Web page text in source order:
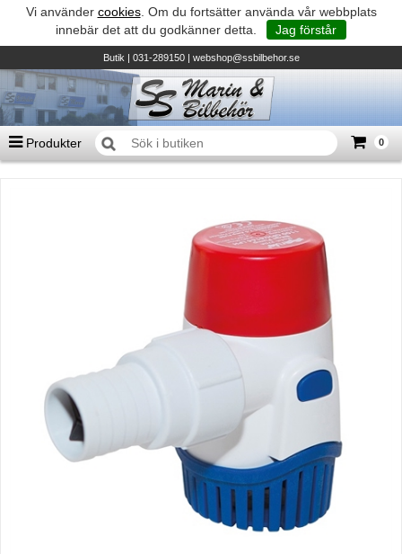
Vi använder cookies. Om du fortsätter använda vår webbplats
innebär det att du godkänner detta.
Jag förstår
Butik| 031-289150 | webshop@ssbilbehor.se
Produkter 0
TILL KASSAN
HonWave - Gummibåtar
Honda - Elverk & Pumpar
Tohatsu - Utombordare
Minn Kota - elmotorer